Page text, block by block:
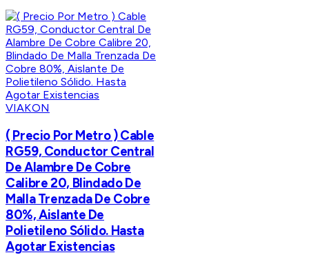
VIAKON
( Precio Por Metro ) Cable
RG59, Conductor Central
De Alambre De Cobre
Calibre 20, Blindado De
Malla Trenzada De Cobre
80%, Aislante De
Polietileno Sólido. Hasta
Agotar Existencias